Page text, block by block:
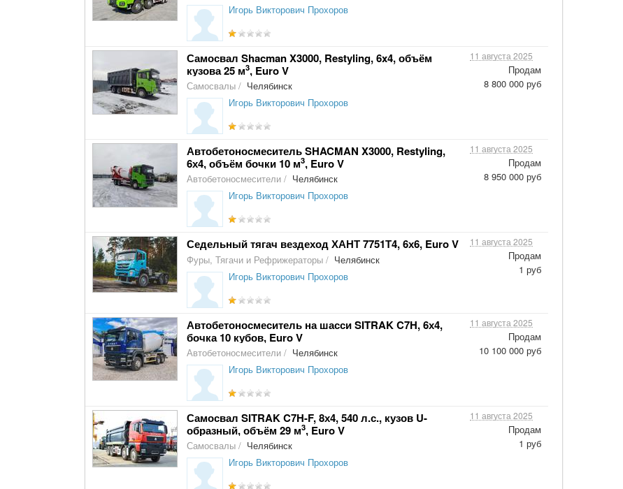
Игорь Викторович Прохоров
Самосвал Shacman X3000, Restyling, 6x4, объём
кузова 25 м3, Euro V
11 августа 2025
Самосвалы / Челябинск
Продам
8 800 000 руб
Игорь Викторович Прохоров
Автобетоносмеситель SHACMAN X3000, Restyling,
6х4, объём бочки 10 м3, Euro V
11 августа 2025
Автобетоносмесители / Челябинск
Продам
8 950 000 руб
Игорь Викторович Прохоров
Седельный тягач вездеход ХАНТ 7751Т4, 6х6, Euro V 11 августа 2025
Фуры, Тягачи и Рефрижераторы / Челябинск
Продам
1 руб
Игорь Викторович Прохоров
Автобетоносмеситель на шасси SITRAK C7H, 6х4,
бочка 10 кубов, Euro V
11 августа 2025
Автобетоносмесители / Челябинск
Продам
10 100 000 руб
Игорь Викторович Прохоров
Самосвал SITRAK C7H-F, 8х4, 540 л.с., кузов U-
образный, объём 29 м3, Euro V
11 августа 2025
Самосвалы / Челябинск
Продам
1 руб
Игорь Викторович Прохоров